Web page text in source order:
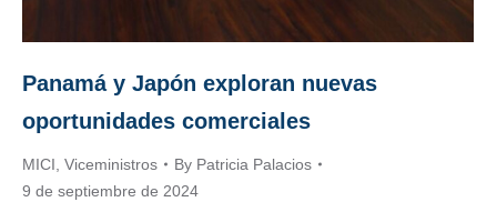
Panamá y Japón exploran nuevas
oportunidades comerciales
MICI, Viceministros By Patricia Palacios
9 de septiembre de 2024